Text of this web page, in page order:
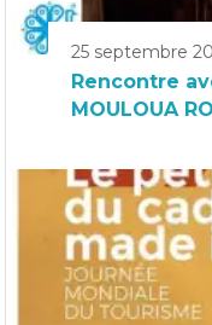
25 septembre
Rencontre
MOULOUA